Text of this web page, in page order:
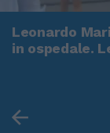
Leonardo
in ospedale.